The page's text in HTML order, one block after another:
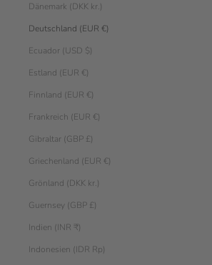
Dänemark (DKK kr.)
Deutschland (EUR €)
Ecuador (USD $)
Estland (EUR €)
Finnland (EUR €)
Frankreich (EUR €)
Gibraltar (GBP £)
Griechenland (EUR €)
Grönland (DKK kr.)
Guernsey (GBP £)
Indien (INR ₹)
Indonesien (IDR Rp)